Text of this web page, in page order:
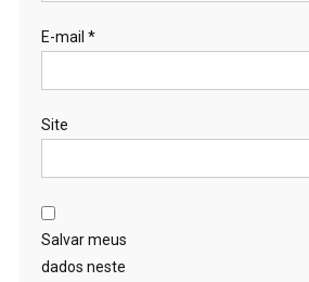
E-mail *
Site
Salvar meus
dados neste